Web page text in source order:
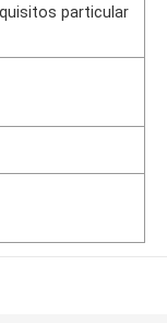
particular